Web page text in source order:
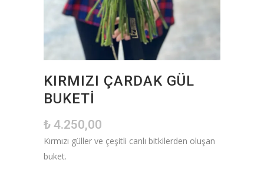
KIRMIZI ÇARDAK GÜL
BUKETI
₺ 4.250,00
Kırmızı güller ve çeşitli canlı bitkilerden oluşan
buket.